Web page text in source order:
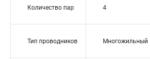
Количество пар 4
Тип проводников Многожильный